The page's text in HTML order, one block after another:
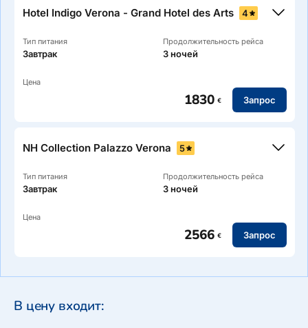
Hotel Indigo Verona - Grand Hotel des Arts 4
Тип питания
Завтрак
Продолжительность рейса
3 ночей
Цена
1830 € Запрос
NH Collection Palazzo Verona 5
Тип питания
Завтрак
Продолжительность рейса
3 ночей
Цена
2566 € Запрос
В цену входит: